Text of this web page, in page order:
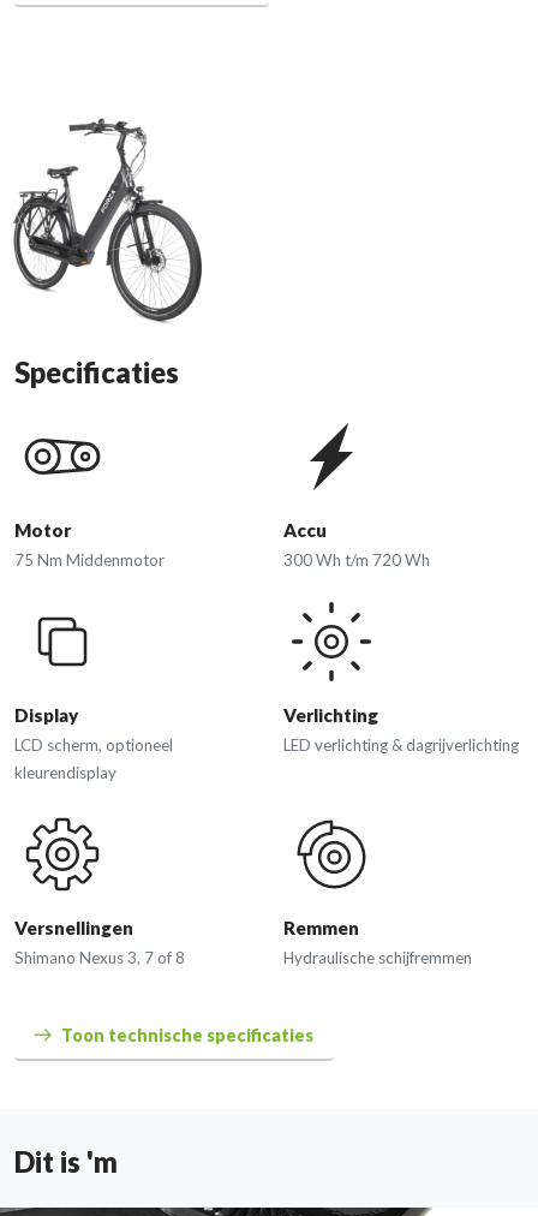
Specificaties
Motor
75 Nm Middenmotor
Accu
300 Wh t/m 720 Wh
Display
LCD scherm, optioneel
kleurendisplay
Verlichting
LED verlichting & dagrijverlichting
Versnellingen
Shimano Nexus 3, 7 of 8
Remmen
Hydraulische schijfremmen
Toon technische specificaties
Dit is 'm